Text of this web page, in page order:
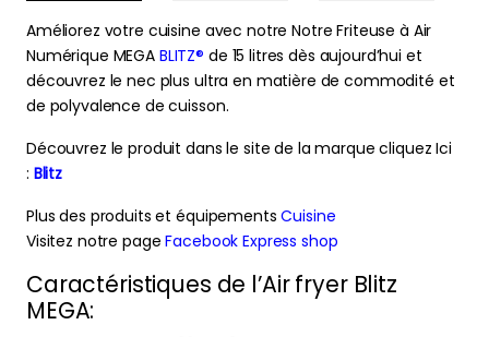
Améliorez votre cuisine avec notre Notre Friteuse à Air
Numérique MEGA BLITZ® de 15 litres dès aujourd’hui et
découvrez le nec plus ultra en matière de commodité et
de polyvalence de cuisson.
Découvrez le produit dans le site de la marque cliquez Ici
: Blitz
Plus des produits et équipementsCuisine
Visitez notre pageFacebook Express shop
Caractéristiques de l’Air fryer Blitz
MEGA: